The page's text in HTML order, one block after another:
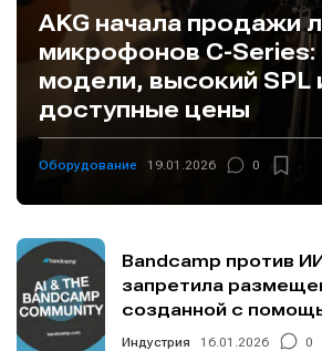
AKG начала продажи
микрофонов C-Series:
модели, высокий SPL
доступные цены
Оборудование 19.01.2026 0
Bandcamp против
запретила
созданной с
Индустрия 16.01.2026 0